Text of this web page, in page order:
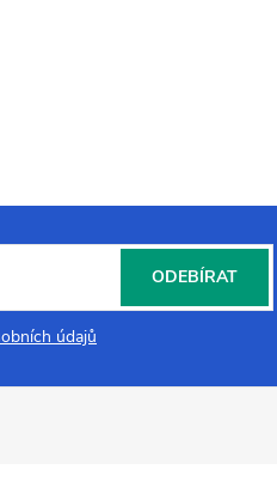
údajů
ODEBÍRAT